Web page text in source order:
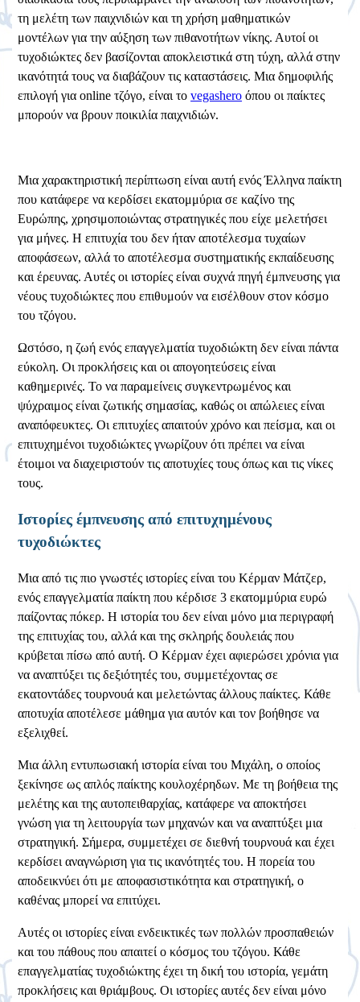
τη μελέτη των παιχνιδιών και τη χρήση μαθηματικών
μοντέλων για την αύξηση των πιθανοτήτων νίκης. Αυτοί οι
τυχοδιώκτες δεν βασίζονται αποκλειστικά στη τύχη, αλλά στην
ικανότητά τους να διαβάζουν τις καταστάσεις. Μια δημοφιλής
επιλογή για online τζόγο, είναι τοvegashero όπου οι παίκτες
μπορούν να βρουν ποικιλία παιχνιδιών.
Μια χαρακτηριστική περίπτωση είναι αυτή ενός Έλληνα παίκτη
που κατάφερε να κερδίσει εκατομμύρια σε καζίνο της
Ευρώπης, χρησιμοποιώντας στρατηγικές που είχε μελετήσει
για μήνες. Η επιτυχία του δεν ήταν αποτέλεσμα τυχαίων
αποφάσεων, αλλά το αποτέλεσμα συστηματικής εκπαίδευσης
και έρευνας. Αυτές οι ιστορίες είναι συχνά πηγή έμπνευσης για
νέους τυχοδιώκτες που επιθυμούν να εισέλθουν στον κόσμο
του τζόγου.
Ωστόσο, η ζωή ενός επαγγελματία τυχοδιώκτη δεν είναι πάντα
εύκολη. Οι προκλήσεις και οι απογοητεύσεις είναι
καθημερινές. Το να παραμείνεις συγκεντρωμένος και
ψύχραιμος είναι ζωτικής σημασίας, καθώς οι απώλειες είναι
αναπόφευκτες. Οι επιτυχίες απαιτούν χρόνο και πείσμα, και οι
επιτυχημένοι τυχοδιώκτες γνωρίζουν ότι πρέπει να είναι
έτοιμοι να διαχειριστούν τις αποτυχίες τους όπως και τις νίκες
τους.
Ιστορίες έμπνευσης από επιτυχημένους
τυχοδιώκτες
Μια από τις πιο γνωστές ιστορίες είναι του Κέρμαν Μάτζερ,
ενός επαγγελματία παίκτη που κέρδισε 3 εκατομμύρια ευρώ
παίζοντας πόκερ. Η ιστορία του δεν είναι μόνο μια περιγραφή
της επιτυχίας του, αλλά και της σκληρής δουλειάς που
κρύβεται πίσω από αυτή. Ο Κέρμαν έχει αφιερώσει χρόνια για
να αναπτύξει τις δεξιότητές του, συμμετέχοντας σε
εκατοντάδες τουρνουά και μελετώντας άλλους παίκτες. Κάθε
αποτυχία αποτέλεσε μάθημα για αυτόν και τον βοήθησε να
εξελιχθεί.
Μια άλλη εντυπωσιακή ιστορία είναι του Μιχάλη, ο οποίος
ξεκίνησε ως απλός παίκτης κουλοχέρηδων. Με τη βοήθεια της
μελέτης και της αυτοπειθαρχίας, κατάφερε να αποκτήσει
γνώση για τη λειτουργία των μηχανών και να αναπτύξει μια
στρατηγική. Σήμερα, συμμετέχει σε διεθνή τουρνουά και έχει
κερδίσει αναγνώριση για τις ικανότητές του. Η πορεία του
αποδεικνύει ότι με αποφασιστικότητα και στρατηγική, ο
καθένας μπορεί να επιτύχει.
Αυτές οι ιστορίες είναι ενδεικτικές των πολλών προσπαθειών
και του πάθους που απαιτεί ο κόσμος του τζόγου. Κάθε
επαγγελματίας τυχοδιώκτης έχει τη δική του ιστορία, γεμάτη
προκλήσεις και θριάμβους. Οι ιστορίες αυτές δεν είναι μόνο